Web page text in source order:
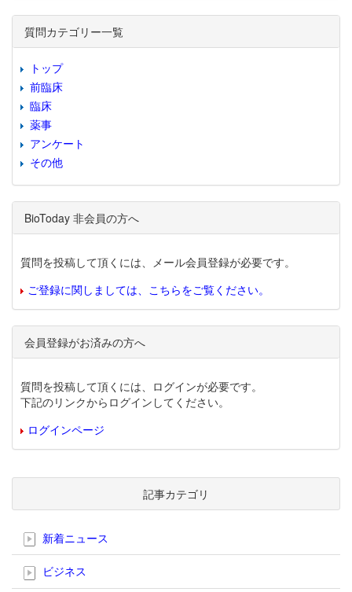
質問カテゴリー一覧
トップ
前臨床
臨床
薬事
アンケート
その他
BioToday 非会員の方へ
質問を投稿して頂くには、メール会員登録が必要です。
ご登録に関しましては、こちらをご覧ください。
会員登録がお済みの方へ
質問を投稿して頂くには、ログインが必要です。
下記のリンクからログインしてください。
ログインページ
記事カテゴリ
新着ニュース
ビジネス